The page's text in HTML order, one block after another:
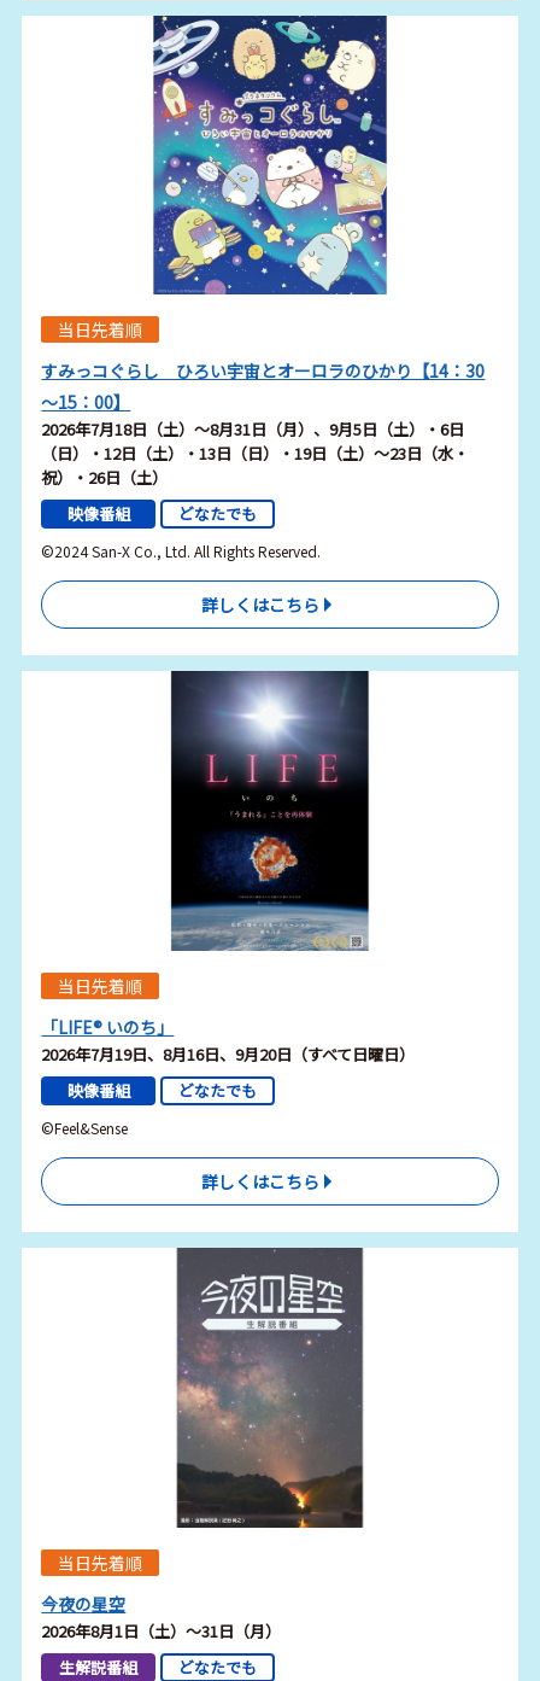
当日先着順
すみっコぐらし ひろい宇宙とオーロラのひかり【14：30
～15：00】
2026年7月18日（土）～8月31日（月）、9月5日（土）・6日
（日）・12日（土）・13日（日）・19日（土）～23日（水・
祝）・26日（土）
映像番組
どなたでも
©2024 San-X Co., Ltd. All Rights Reserved.
詳しくはこちら
当日先着順
「LIFE® いのち」
2026年7月19日、8月16日、9月20日（すべて日曜日）
映像番組
どなたでも
©︎Feel&Sense
詳しくはこちら
当日先着順
今夜の星空
2026年8月1日（土）～31日（月）
生解説番組
どなたでも